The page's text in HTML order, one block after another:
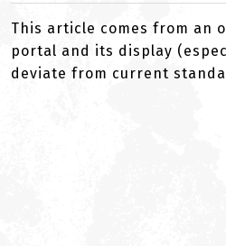
This article comes from an
portal and its display
deviate from current